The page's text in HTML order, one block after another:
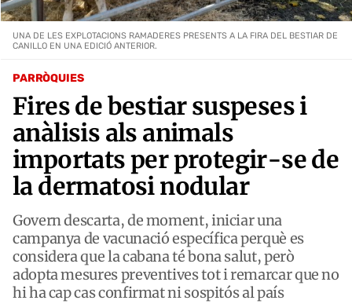
PARRÒQUIES
Fires de bestiar suspeses i
anàlisis als animals
importats per protegir-se de
la dermatosi nodular
Govern descarta, de moment, iniciar una
campanya de vacunació específica perquè es
considera que la cabana té bona salut, però
adopta mesures preventives tot i remarcar que no
hi ha cap cas confirmat ni sospitós al país
UNA DE LES EXPLOTACIONS RAMADERES PRESENTS A LA FIRA DEL BESTIAR DE
CANILLO EN UNA EDICIÓ ANTERIOR.